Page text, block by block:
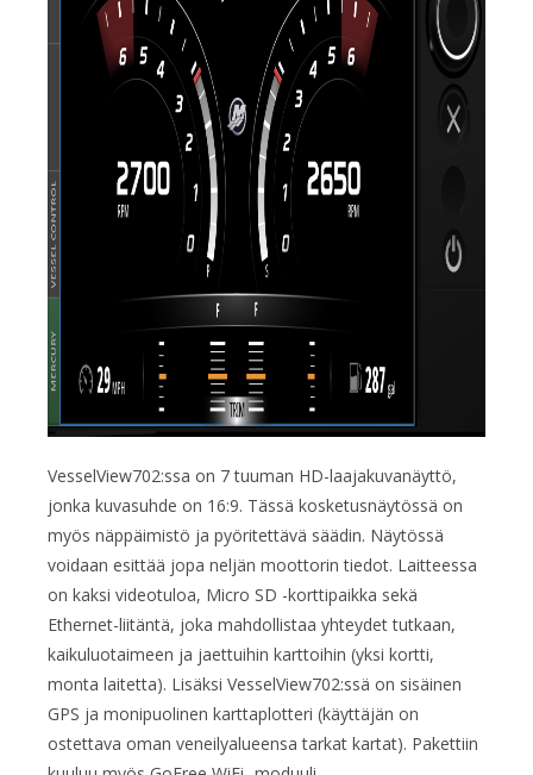
VesselView702:ssa on 7 tuuman HD-laajakuvanäyttö,
jonka kuvasuhde on 16:9. Tässä kosketusnäytössä on
myös näppäimistö ja pyöritettävä säädin. Näytössä
voidaan esittää jopa neljän moottorin tiedot. Laitteessa
on kaksi videotuloa, Micro SD -korttipaikka sekä
Ethernet-liitäntä, joka mahdollistaa yhteydet tutkaan,
kaikuluotaimeen ja jaettuihin karttoihin (yksi kortti,
monta laitetta). Lisäksi VesselView702:ssä on sisäinen
GPS ja monipuolinen karttaplotteri (käyttäjän on
ostettava oman veneilyalueensa tarkat kartat). Pakettiin